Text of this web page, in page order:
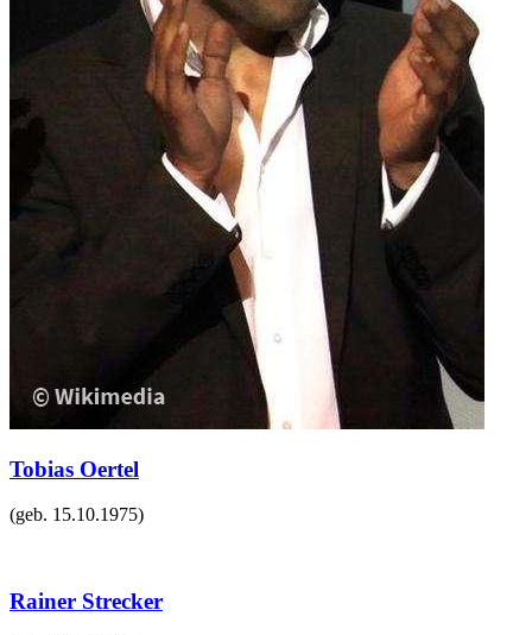
Tobias Oertel
(geb. 15.10.1975)
Rainer Strecker